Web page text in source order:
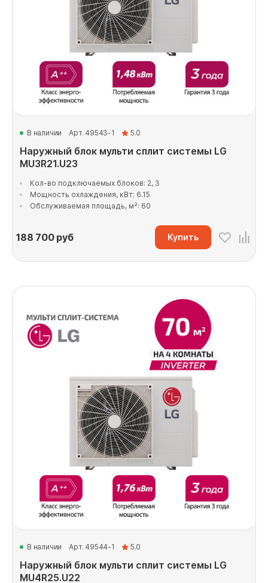
В наличии Арт. 49543-1 5.0
Наружный блок мульти сплит системы LG
MU3R21.U23
Кол-во подключаемых блоков: 2, 3
Мощность охлаждения, кВт: 6.15
Обслуживаемая площадь, м²: 60
188 700руб Купить
В наличии Арт. 49544-1 5.0
Наружный блок мульти сплит системы LG
MU4R25.U22